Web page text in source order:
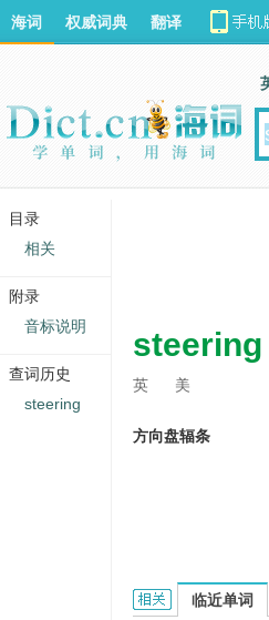
英 美
方向盘辐条
steering wheel
临近单词
海词 权威词典 翻译
目录
相关
附录
音标说明
查词历史
steering